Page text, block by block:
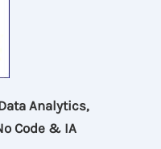
Analytics,
Code & IA